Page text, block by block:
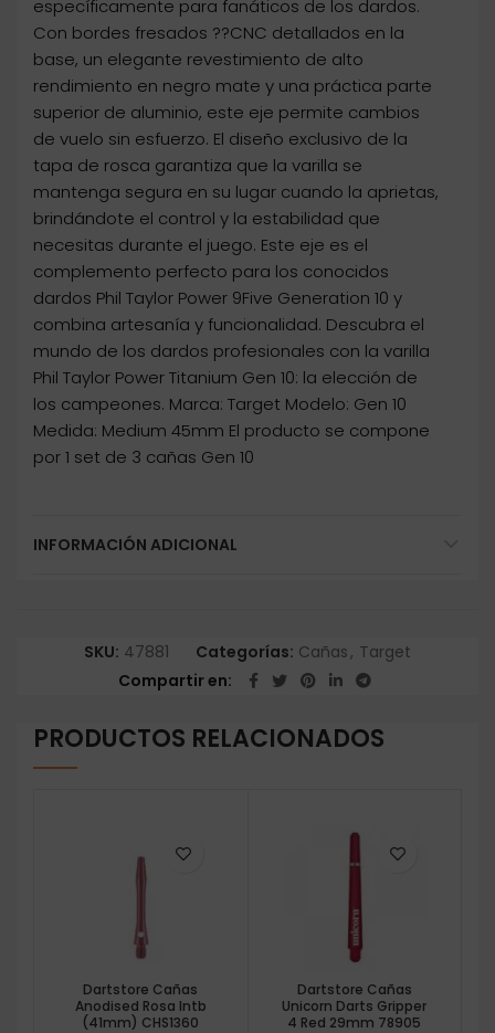
específicamente para fanáticos de los dardos.
Con bordes fresados ??CNC detallados en la
base, un elegante revestimiento de alto
rendimiento en negro mate y una práctica parte
superior de aluminio, este eje permite cambios
de vuelo sin esfuerzo. El diseño exclusivo de la
tapa de rosca garantiza que la varilla se
mantenga segura en su lugar cuando la aprietas,
brindándote el control y la estabilidad que
necesitas durante el juego. Este eje es el
complemento perfecto para los conocidos
dardos Phil Taylor Power 9Five Generation 10 y
combina artesanía y funcionalidad. Descubra el
mundo de los dardos profesionales con la varilla
Phil Taylor Power Titanium Gen 10: la elección de
los campeones. Marca: Target Modelo: Gen 10
Medida: Medium 45mm El producto se compone
por 1 set de 3 cañas Gen 10
INFORMACIÓN ADICIONAL
SKU: 47881 Categorías: Cañas, Target
Compartir en
PRODUCTOS RELACIONADOS
Dartstore Cañas
Anodised Rosa Intb
(41mm) CHS1360
Dartstore Cañas
Unicorn Darts Gripper
4 Red 29mm 78905